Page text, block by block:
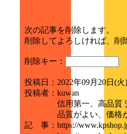
次の記事を削除します。
削除してよろしければ、削
削除キー：
投稿日 ： 2022年09月20日(火
投稿者 ： kuwan
記 事 ：
信用第一、高品質
品質がよい、価格
https://